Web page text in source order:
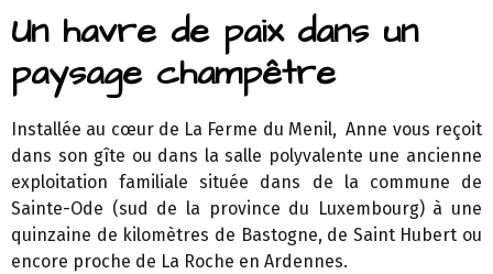
Un havre de paix dans un
paysage champêtre
Installée au cœur de La Ferme du Menil, Anne vous reçoit
dans son gîte ou dans la salle polyvalente une ancienne
exploitation familiale située dans de la commune de
Sainte-Ode (sud de la province du Luxembourg) à une
quinzaine de kilomètres de Bastogne, de Saint Hubert ou
encore proche de La Roche en Ardennes.